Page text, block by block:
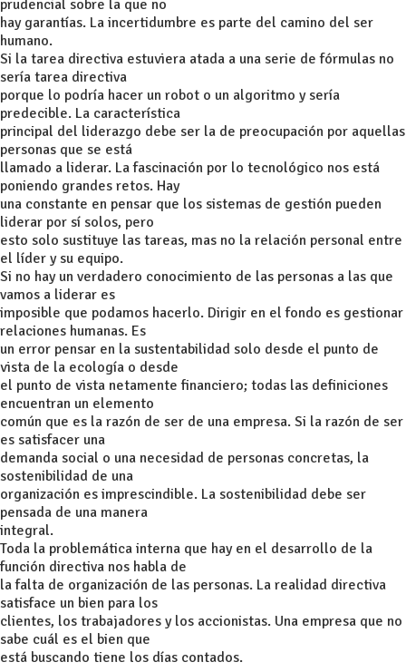
prudencial sobre la que no
hay garantías. La incertidumbre es parte del camino del ser
humano.
Si la tarea directiva estuviera atada a una serie de fórmulas no
sería tarea directiva
porque lo podría hacer un robot o un algoritmo y sería
predecible. La característica
principal del liderazgo debe ser la de preocupación por aquellas
personas que se está
llamado a liderar. La fascinación por lo tecnológico nos está
poniendo grandes retos. Hay
una constante en pensar que los sistemas de gestión pueden
liderar por sí solos, pero
esto solo sustituye las tareas, mas no la relación personal entre
el líder y su equipo.
Si no hay un verdadero conocimiento de las personas a las que
vamos a liderar es
imposible que podamos hacerlo. Dirigir en el fondo es gestionar
relaciones humanas. Es
un error pensar en la sustentabilidad solo desde el punto de
vista de la ecología o desde
el punto de vista netamente financiero; todas las definiciones
encuentran un elemento
común que es la razón de ser de una empresa. Si la razón de ser
es satisfacer una
demanda social o una necesidad de personas concretas, la
sostenibilidad de una
organización es imprescindible. La sostenibilidad debe ser
pensada de una manera
integral.
Toda la problemática interna que hay en el desarrollo de la
función directiva nos habla de
la falta de organización de las personas. La realidad directiva
satisface un bien para los
clientes, los trabajadores y los accionistas. Una empresa que no
sabe cuál es el bien que
está buscando tiene los días contados.